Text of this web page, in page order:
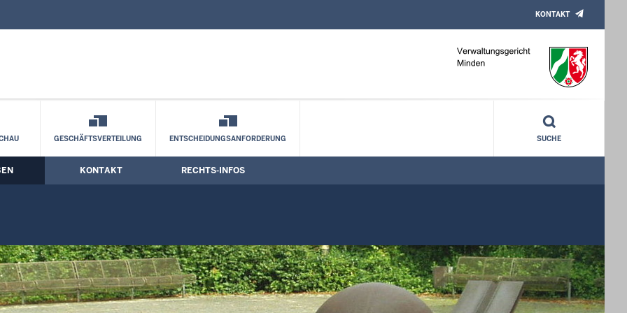
Kontaktformular
KONTAKT
GESCHÄFTSVERTEILUNG ENTSCHEIDUNGSANFORDERUNG SUCHE
KONTAKT RECHTS-INFOS